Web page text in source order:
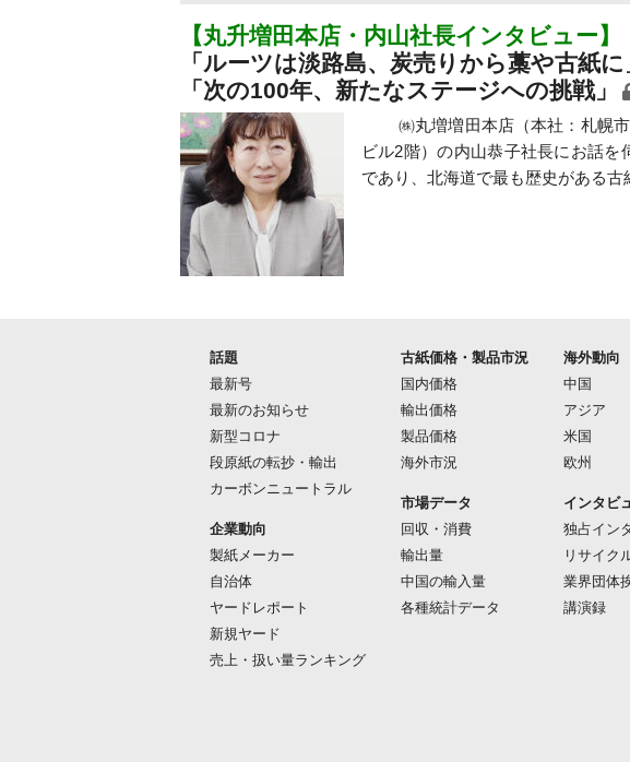
【丸升増田本店・内山社長インタビュー】
「ルーツは淡路島、炭売りから藁や古紙に
「次の100年、新たなステージへの挑戦」
㈱丸増増田本店（本社：札幌市
ビル2階）の内山恭子社長にお話
であり、北海道で最も歴史がある
話題
最新号
最新のお知らせ
新型コロナ
段原紙の転抄・輸出
カーボンニュートラル
企業動向
製紙メーカー
自治体
ヤードレポート
新規ヤード
売上・扱い量ランキング
古紙価格・製品市況
国内価格
輸出価格
製品価格
海外市況
市場データ
回収・消費
輸出量
中国の輸入量
各種統計データ
海外動向
中国
アジア
米国
欧州
インタビ
独占イン
リサイク
業界団体
講演録